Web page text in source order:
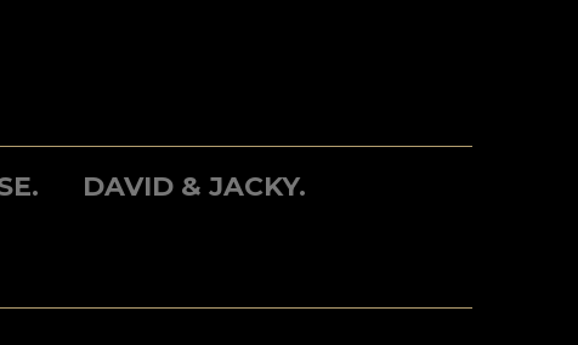
DAVID & JACKY.